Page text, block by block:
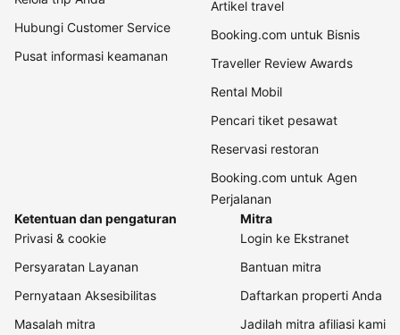
Hubungi Customer Service
Pusat informasi keamanan
Artikel travel
Booking.com untuk Bisnis
Traveller Review Awards
Rental Mobil
Pencari tiket pesawat
Reservasi restoran
Booking.com untuk Agen
Perjalanan
Ketentuan dan pengaturan
Privasi & cookie
Persyaratan Layanan
Pernyataan Aksesibilitas
Masalah mitra
Mitra
Login ke Ekstranet
Bantuan mitra
Daftarkan properti Anda
Jadilah mitra afiliasi kami